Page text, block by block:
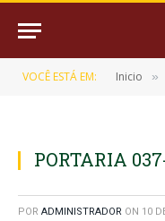
VOCÊ ESTÁ EM: Inicio »
PORTARIA
POR ADMINISTRADOR ON 10